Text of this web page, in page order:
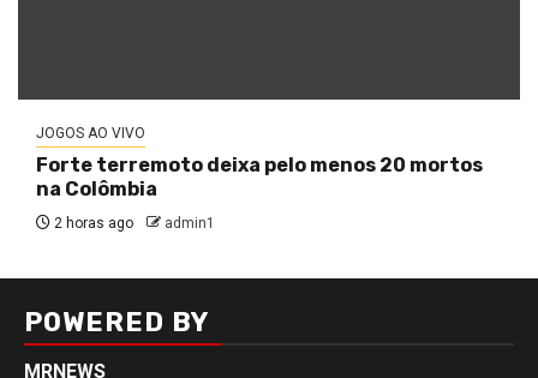
JOGOS AO VIVO
Forte terremoto deixa pelo menos 20 mortos
na Colômbia
2 horas ago admin1
POWERED BY
MRNEWS